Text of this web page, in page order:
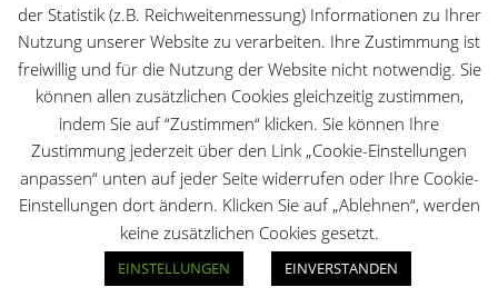
Der TuS beim Hessischen Landeskinderturnfest 18.
Mai 2026
Kinder- und Jugendfreizeit 2026 28. März 2026
Erfolgreicher Taekwondo-Lehrgang beim TuS
Mensfelden 28. März 2026
Designed byElegant Themes| Powered by
WordPress
der Statistik (z.B. Reichweitenmessung) Informationen zu Ihrer
Nutzung unserer Website zu verarbeiten. Ihre Zustimmung ist
freiwillig und für die Nutzung der Website nicht notwendig. Sie
können allen zusätzlichen Cookies gleichzeitig zustimmen,
indem Sie auf “Zustimmen“ klicken. Sie können Ihre
Zustimmung jederzeit über den Link „Cookie-Einstellungen
anpassen“ unten auf jeder Seite widerrufen oder Ihre Cookie-
Einstellungen dort ändern. Klicken Sie auf „Ablehnen“, werden
keine zusätzlichen Cookies gesetzt.
EINSTELLUNGEN EINVERSTANDEN